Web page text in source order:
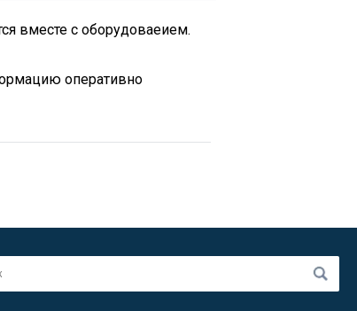
вместе с оборудоваеием.
оперативно